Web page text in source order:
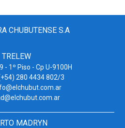
CHUBUTENSE S.A
TRELEW
- 1º Piso - Cp U-9100H
280 4434 802/3
MADRYN